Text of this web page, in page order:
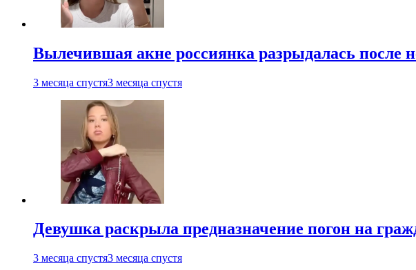
Вылечившая акне россиянка разрыдалась после
3 месяца спустя3 месяца спустя
Девушка раскрыла предназначение погон на
3 месяца спустя3 месяца спустя